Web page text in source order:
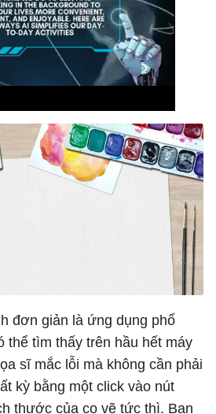
đơn giản là ứng dụng phổ
thể tìm thấy trên hầu hết máy
sĩ mắc lỗi mà không cần phải
kỳ bằng một click vào nút
thước của cọ vẽ tức thì. Bạn